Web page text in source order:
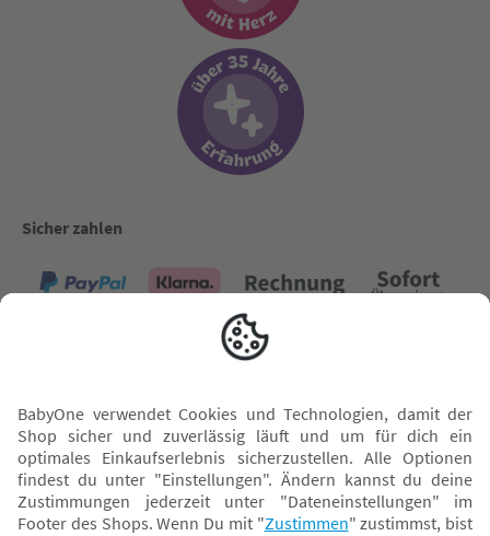
Sicher zahlen
Versand mit